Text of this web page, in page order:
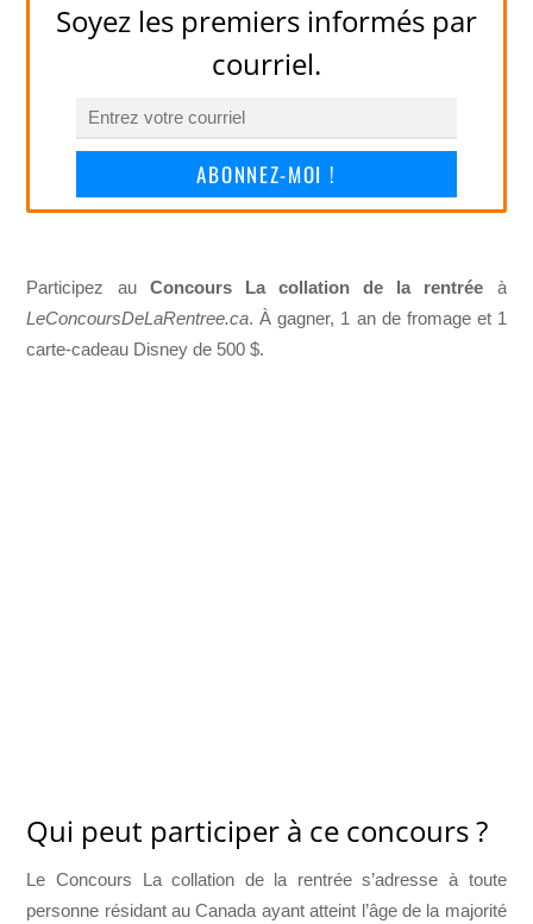
Soyez les premiers informés par
courriel.
ABONNEZ-MOI !
Participez au Concours La collation de la rentrée à
LeConcoursDeLaRentree.ca. À gagner, 1 an de fromage et 1
carte-cadeau Disney de 500 $.
Qui peut participer à ce concours ?
Le Concours La collation de la rentrée s’adresse à toute
personne résidant au Canada ayant atteint l’âge de la majorité